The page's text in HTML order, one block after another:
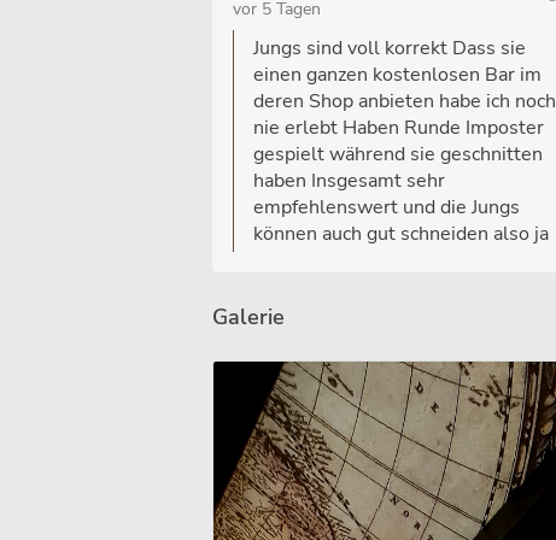
vor 5 Tagen
Jungs sind voll korrekt Dass sie
einen ganzen kostenlosen Bar im
deren Shop anbieten habe ich noch
nie erlebt Haben Runde Imposter
gespielt während sie geschnitten
haben Insgesamt sehr
empfehlenswert und die Jungs
können auch gut schneiden also ja
Galerie